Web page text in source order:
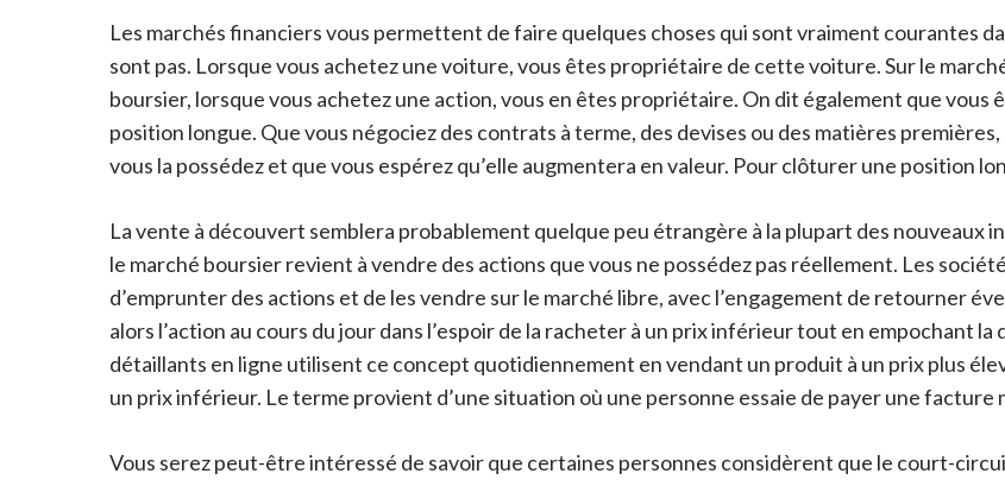
Les marchés financiers vous permettent de faire quelques choses qui sont vraiment courantes
sont pas. Lorsque vous achetez une voiture, vous êtes propriétaire de cette voiture. Sur le
boursier, lorsque vous achetez une action, vous en êtes propriétaire. On dit également que vous
position longue. Que vous négociez des contrats à terme, des devises ou des matières
vous la possédez et que vous espérez qu’elle augmentera en valeur. Pour clôturer une position
La vente à découvert semblera probablement quelque peu étrangère à la plupart des nouveaux
le marché boursier revient à vendre des actions que vous ne possédez pas réellement. Les
d’emprunter des actions et de les vendre sur le marché libre, avec l’engagement de retourner
alors l’action au cours du jour dans l’espoir de la racheter à un prix inférieur tout en empochant
détaillants en ligne utilisent ce concept quotidiennement en vendant un produit à un prix plus
un prix inférieur. Le terme provient d’une situation où une personne essaie de payer une facture
Vous serez peut-être intéressé de savoir que certaines personnes considèrent que le court-